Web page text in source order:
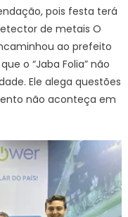
pois festa terá
de metais O
ao prefeito
o “Jaba Folia” não
Ele alega questões
não aconteça em